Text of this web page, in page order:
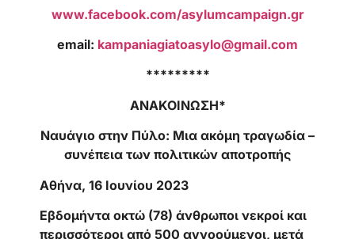
www.facebook.com/asylumcampaign.gr
email: kampaniagiatoasylo@gmail.com
*********
ΑΝΑΚΟΙΝΩΣΗ*
Ναυάγιο στην Πύλο: Μια ακόμη τραγωδία –
συνέπεια των πολιτικών αποτροπής
Αθήνα, 16 Ιουνίου 2023
Εβδομήντα οκτώ (78) άνθρωποι νεκροί και
περισσότεροι από 500 αγνοούμενοι, μετά